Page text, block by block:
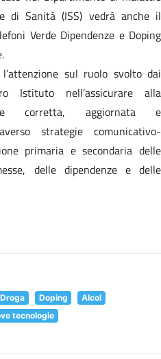
di Sanità (ISS) vedrà anche il
Verde Dipendenze e Doping
sul ruolo svolto dai
Istituto nell’assicurare alla
corretta, aggiornata e
strategie comunicativo-
primaria e secondaria delle
delle dipendenze e delle
Droga Doping
Alcol
tecnologie